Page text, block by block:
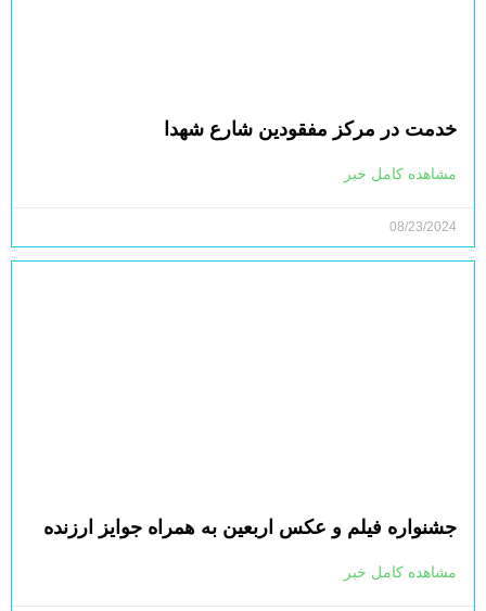
خدمت در مرکز مفقودین شارع شهدا
مشاهده کامل خبر
08/23/2024
جشنواره فیلم و عکس اربعین به همراه جوایز ارزنده
مشاهده کامل خبر